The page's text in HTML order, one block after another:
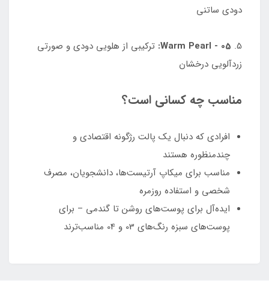
دودی ساتنی
5.
05 - Warm Pearl:
ترکیبی از هلویی دودی و صورتی
زردآلویی درخشان
مناسب چه کسانی است؟
افرادی که دنبال یک پالت رژگونه اقتصادی و
چندمنظوره هستند
مناسب برای میکاپ آرتیست‌ها، دانشجویان، مصرف
شخصی و استفاده روزمره
ایده‌آل برای پوست‌های روشن تا گندمی – برای
پوست‌های سبزه رنگ‌های 03 و 04 مناسب‌ترند